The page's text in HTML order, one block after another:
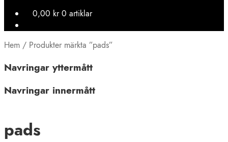
0,00 kr 0 artiklar
Hem / Produkter märkta ”pads”
pads
Navringar yttermått
Navringar innermått